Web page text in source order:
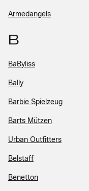
Armedangels
B
BaByliss
Bally
Barbie Spielzeug
Barts Mützen
Urban Outfitters
Belstaff
Benetton